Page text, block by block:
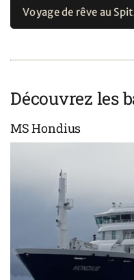
Voyage de rêve au
Découvrez les
MS Hondius